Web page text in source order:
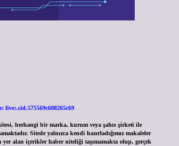
live:.cid.575569c608265c69
herhangi bir marka, kurum veya şahıs şirketi ile
Sitede yalnızca kendi hazırladığımız makaleler
yer alan içerikler haber niteliği taşımamakta olup, gerçek